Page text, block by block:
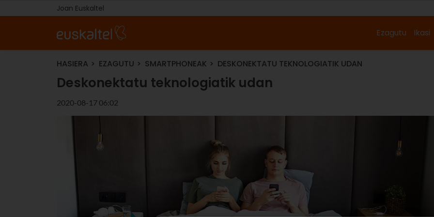
Joan Euskaltel
Ezagutu Ikasi
HASIERA EZAGUTU SMARTPHONEAK DESKONEKTATU TEKNOLOGIATIK UDAN
Deskonektatu teknologiatik udan
2020-08-17 06:02